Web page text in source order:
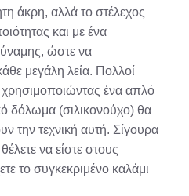
άκρη, αλλά το στέλεχος
και με ένα
ώστε να
μεγάλη λεία. Πολλοί
χρησιμοποιώντας ένα απλό
δόλωμα (σιλικονούχο) θα
την τεχνική αυτή. Σίγουρα
να είστε στους
το συγκεκριμένο καλάμι